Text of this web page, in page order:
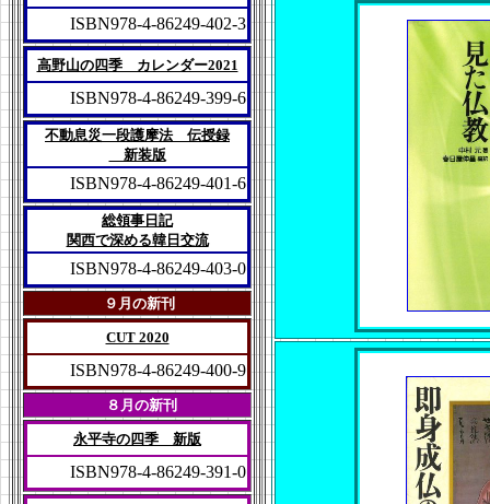
ISBN978-4-86249-402-3
高野山の四季 カレンダー2021
ISBN978-4-86249-399-6
不動息災一段護摩法 伝授録
新装版
ISBN978-4-86249-401-6
総領事日記
関西で深める韓日交流
ISBN978-4-86249-403-0
９月の新刊
CUT 2020
ISBN978-4-86249-400-9
８月の新刊
永平寺の四季 新版
ISBN978-4-86249-391-0